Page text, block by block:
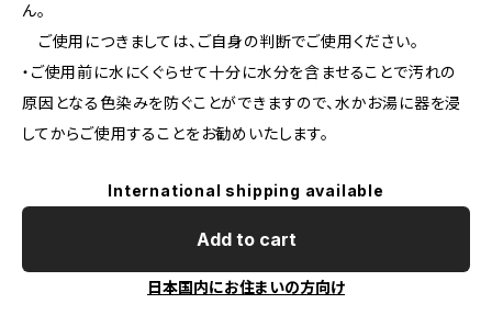
ん。
ご使用につきましては、ご自身の判断でご使用ください。
・ご使用前に水にくぐらせて十分に水分を含ませることで汚れの
原因となる色染みを防ぐことができますので、水かお湯に器を浸
してからご使用することをお勧めいたします。
International shipping available
Add to cart
日本国内にお住まいの方向け